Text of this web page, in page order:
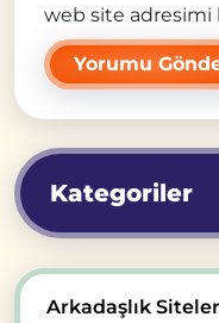
web site adresimi
Kategoriler
Arkadaşlık